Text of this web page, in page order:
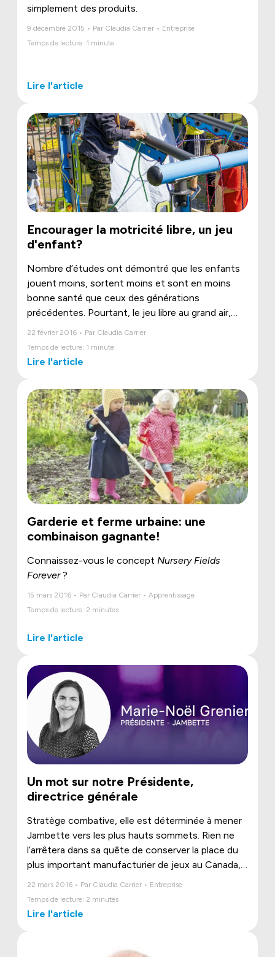
simplement des produits.
9 décembre 2015 • Par Claudia Carrier • Entreprise
Temps de lecture: 1 minute
Lire l'article
Encourager la motricité libre, un jeu
d'enfant?
Nombre d’études ont démontré que les enfants
jouent moins, sortent moins et sont en moins
bonne santé que ceux des générations
précédentes. Pourtant, le jeu libre au grand air,
bouger, mais aussi d’acquérir de saines habitudes
22 février 2016 • Par Claudia Carrier
Temps de lecture: 1 minute
Lire l'article
Garderie et ferme urbaine: une
combinaison gagnante!
Connaissez-vous le concept Nursery Fields
Forever?
15 mars 2016 • Par Claudia Carrier • Apprentissage
Temps de lecture: 2 minutes
Lire l'article
Un mot sur notre Présidente,
directrice générale
Stratège combative, elle est déterminée à mener
Jambette vers les plus hauts sommets. Rien ne
l’arrêtera dans sa quête de conserver la place du
plus important manufacturier de jeux au Canada,
22 mars 2016 • Par Claudia Carrier • Entreprise
Temps de lecture: 2 minutes
Lire l'article